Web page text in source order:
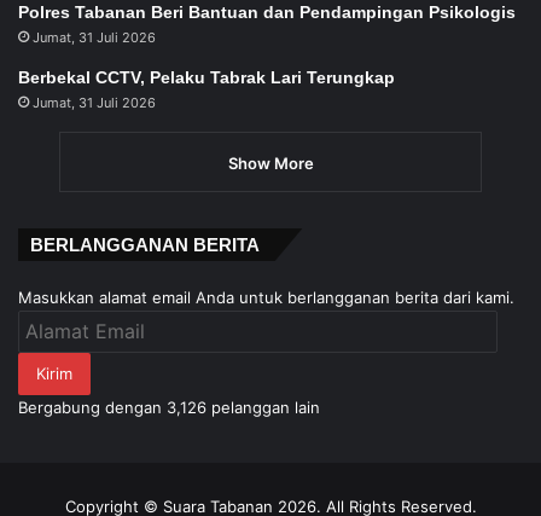
Polres Tabanan Beri Bantuan dan Pendampingan Psikologis
Jumat, 31 Juli 2026
Berbekal CCTV, Pelaku Tabrak Lari Terungkap
Jumat, 31 Juli 2026
Show More
BERLANGGANAN BERITA
Masukkan alamat email Anda untuk berlangganan berita dari kami.
Alamat
Kirim
Bergabung dengan 3,126 pelanggan lain
Copyright © Suara Tabanan 2026. All Rights Reserved.